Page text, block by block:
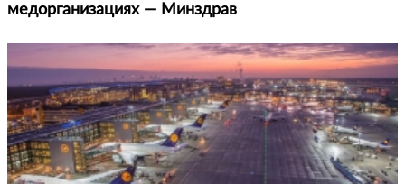
медорганизациях — Минздрав